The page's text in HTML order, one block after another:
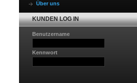
Über uns
KUNDEN LOG IN
Benutzername
Kennwort